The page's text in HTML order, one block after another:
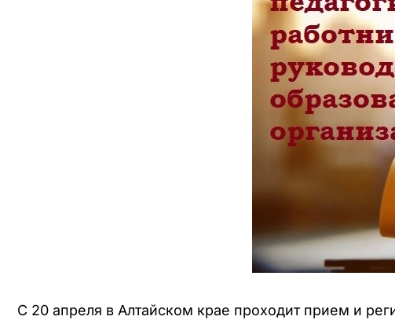
С 20 апреля в Алтайском крае проходит прием и